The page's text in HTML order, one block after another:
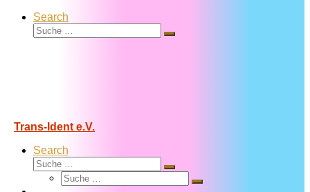
Search
Suche
Suche
Trans-Ident e.V.
Search
Suche
Suche
Suche
Suche